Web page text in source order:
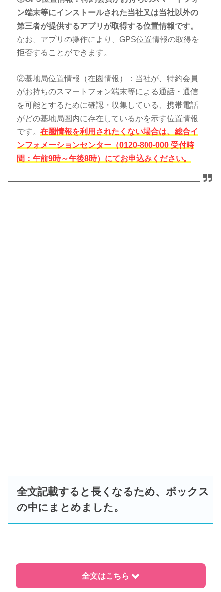
ン端末等にインストールされた当社又は当社以外の
第三者が提供するアプリが取得する位置情報です。
なお、アプリの操作により、GPS位置情報の取得を
拒否することができます。
②基地局位置情報（在圏情報）：当社が、特約会員
がお持ちのスマートフォン端末等による通話・通信
を可能とするために確認・収集している、携帯電話
がどの基地局圏内に存在しているかを示す位置情報
です。在圏情報を利用されたくない場合は、総合イ
ンフォメーションセンター（0120-800-000 受付時
間：午前9時～午後8時）にてお申込みください。
全文記載すると長くなるため、ボックス
の中にまとめました。
全文はこちら